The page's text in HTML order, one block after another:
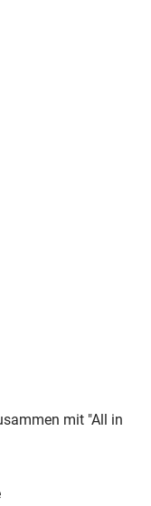
mit "All in